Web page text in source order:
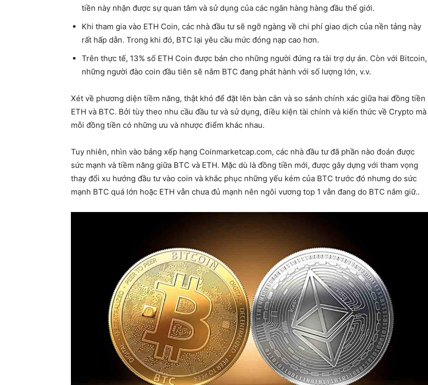
tiền này nhận được sự quan tâm và sử dụng của các ngân hàng hàng đầu thế giới.
Khi tham gia vào ETH Coin, các nhà đầu tư sẽ ngỡ ngàng về chi phí giao dịch của nền tảng này
rất hấp dẫn. Trong khi đó, BTC lại yêu cầu mức đóng nạp cao hơn.
Trên thực tế, 13% số ETH Coin được bán cho những người đứng ra tài trợ dự án. Còn với Bitcoin,
những người đào coin đầu tiên sẽ nắm BTC đang phát hành với số lượng lớn, v.v.
Xét về phương diện tiềm năng, thật khó để đặt lên bàn cân và so sánh chính xác giữa hai đồng tiền
ETH và BTC. Bởi tùy theo nhu cầu đầu tư và sử dụng, điều kiện tài chính và kiến thức về Crypto mà
mỗi đồng tiền có những ưu và nhược điểm khác nhau.
Tuy nhiên, nhìn vào bảng xếp hạng Coinmarketcap.com, các nhà đầu tư đã phần nào đoán được
sức mạnh và tiềm năng giữa BTC và ETH. Mặc dù là đồng tiền mới, được gây dựng với tham vọng
thay đổi xu hướng đầu tư vào coin và khắc phục những yếu kém của BTC trước đó nhưng do sức
mạnh BTC quá lớn hoặc ETH vẫn chưa đủ mạnh nên ngôi vương top 1 vẫn đang do BTC nắm giữ..